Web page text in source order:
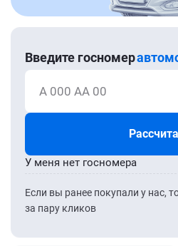
Введите госномер
А 000 АА 00
Если вы ранее покупали у нас,
за пару кликов
У меня нет госномера